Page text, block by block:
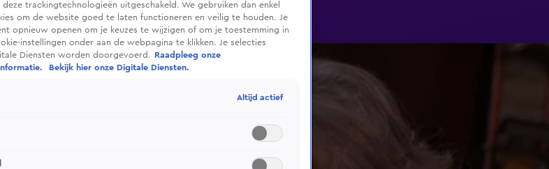
trackingtechnologieën uitgeschakeld. We gebruiken dan enkel
om de website goed te laten functioneren en veilig te houden. Je
opnieuw openen om je keuzes te wijzigen of om je toestemming in
instellingen onder aan de webpagina te klikken. Je selecties
Diensten worden doorgevoerd.
Raadpleeg onze
Bekijk hier onze Digitale Diensten.
Altijd actief